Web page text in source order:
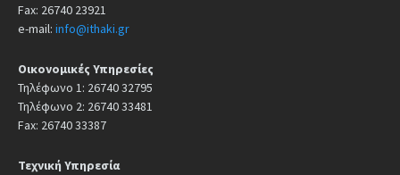
Fax: 26740 23921
e-mail: info@ithaki.gr
Οικονομικές Υπηρεσίες
Τηλέφωνο 1: 26740 32795
Τηλέφωνο 2: 26740 33481
Fax: 26740 33387
Τεχνική Υπηρεσία